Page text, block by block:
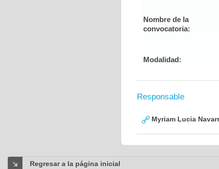
Nombre de la
convocatoria:
Modalidad:
Responsable
Myriam Lucia
Regresar a la página inicial